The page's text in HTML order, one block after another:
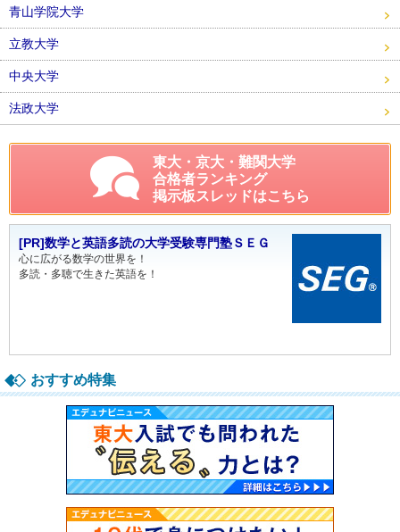
青山学院大学
立教大学
中央大学
法政大学
東大・京大・難関大学
合格者ランキング
掲示板スレッドはこちら
[PR]数学と英語多読の大学受験専門塾ＳＥＧ
心に広がる数学の世界を！
多読・多聴で生きた英語を！
おすすめ特集